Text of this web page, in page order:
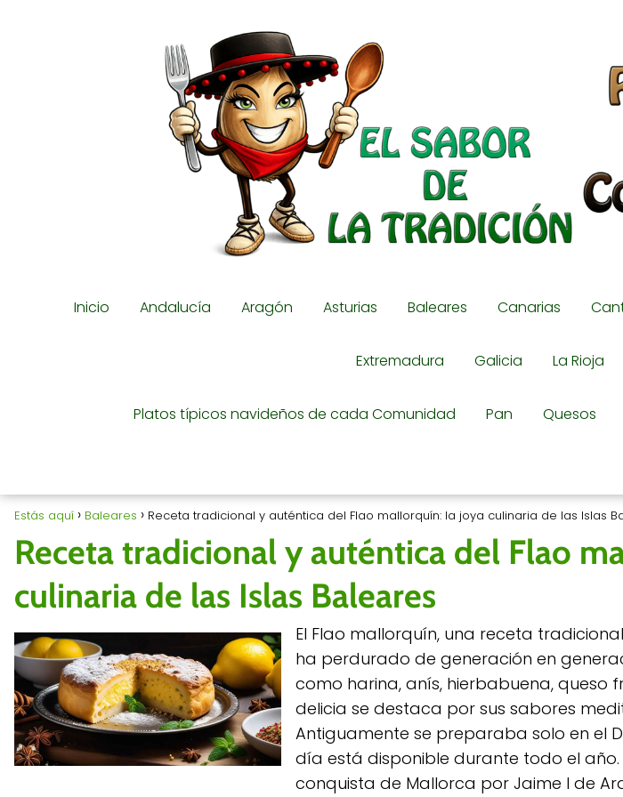
Inicio Andalucía Aragón Asturias Baleares Canarias
Extremadura Galicia La Rioja
Platos típicos navideños de cada Comunidad Pan Quesos
Estás aquí Baleares Receta tradicional y auténtica del Flao mallorquín: la joya culinaria de las Islas
Receta tradicional y auténtica del Flao
culinaria de las Islas Baleares
El Flao mallorquín, una receta
ha perdurado de generación en
como harina, anís, hierbabuena, queso
delicia se destaca por sus sabores
Antiguamente se preparaba solo en el
día está disponible durante todo el año.
conquista de Mallorca por Jaime I de